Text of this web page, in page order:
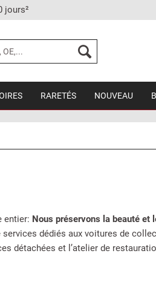
jours²
RARETÉS NOUVEAU
entier: Nous préservons la beauté et
dédiés aux voitures de
détachées et l’atelier de